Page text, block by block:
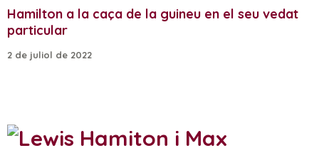
Hamilton a la caça de la guineu en el seu vedat
particular
2 de juliol de 2022